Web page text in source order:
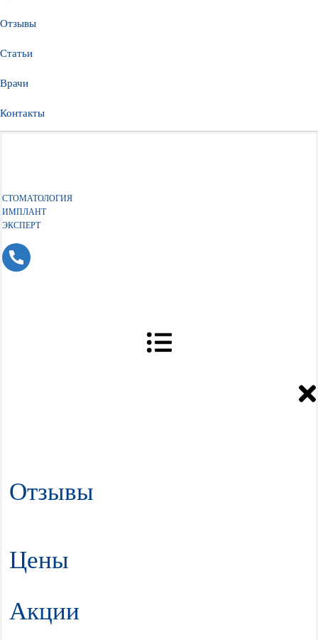
Отзывы
Статьи
Врачи
Контакты
СТОМАТОЛОГИЯ
ИМПЛАНТ
ЭКСПЕРТ
Отзывы
Цены
Акции